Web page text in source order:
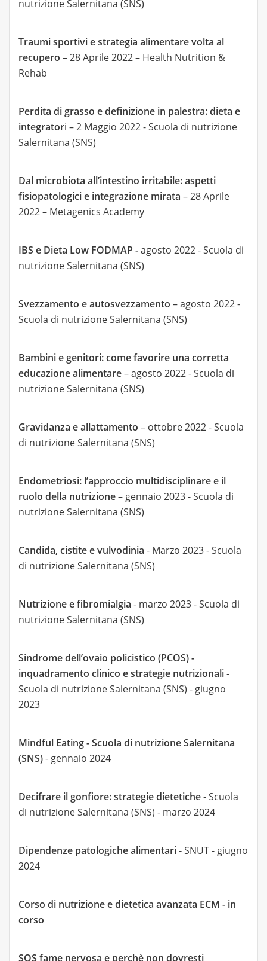
nutrizione Salernitana (SNS)
Traumi sportivi e strategia alimentare volta al
recupero – 28 Aprile 2022 – Health Nutrition &
Rehab
Perdita di grasso e definizione in palestra: dieta e
integratori – 2 Maggio 2022 - Scuola di nutrizione
Salernitana (SNS)
Dal microbiota all’intestino irritabile: aspetti
fisiopatologici e integrazione mirata – 28 Aprile
2022 – Metagenics Academy
IBS e Dieta Low FODMAP -agosto 2022 - Scuola di
nutrizione Salernitana (SNS)
Svezzamento e autosvezzamento – agosto 2022 -
Scuola di nutrizione Salernitana (SNS)
Bambini e genitori: come favorire una corretta
educazione alimentare– agosto 2022 - Scuola di
nutrizione Salernitana (SNS)
Gravidanza e allattamento – ottobre 2022 - Scuola
di nutrizione Salernitana (SNS)
Endometriosi: l’approccio multidisciplinare e il
ruolo della nutrizione– gennaio 2023 - Scuola di
nutrizione Salernitana (SNS)
Candida, cistite e vulvodinia - Marzo 2023 - Scuola
di nutrizione Salernitana (SNS)
Nutrizione e fibromialgia - marzo 2023 - Scuola di
nutrizione Salernitana (SNS)
Sindrome dell’ovaio policistico (PCOS) -
inquadramento clinico e strategie nutrizionali-
Scuola di nutrizione Salernitana (SNS) - giugno
2023
Mindful Eating - Scuola di nutrizione Salernitana
(SNS)- gennaio 2024
Decifrare il gonfiore: strategie dietetiche- Scuola
di nutrizione Salernitana (SNS) - marzo 2024
Dipendenze patologiche alimentari -SNUT - giugno
2024
Corso di nutrizione e dietetica avanzata ECM - in
corso
SOS fame nervosa e perchè non dovresti